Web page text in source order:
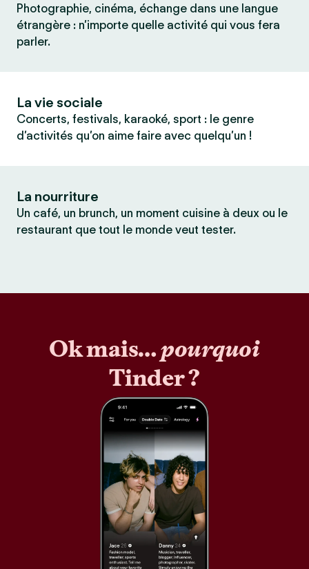
Photographie, cinéma, échange dans une langue
étrangère : n’importe quelle activité qui vous fera
parler.
La vie sociale
Concerts, festivals, karaoké, sport : le genre
d’activités qu’on aime faire avec quelqu’un !
La nourriture
Un café, un brunch, un moment cuisine à deux ou le
restaurant que tout le monde veut tester.
Ok mais…pourquoi
Tinder ?